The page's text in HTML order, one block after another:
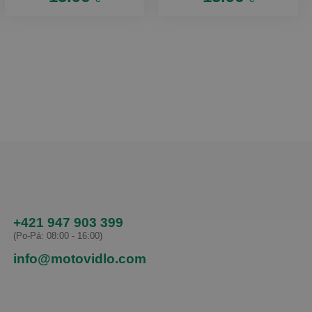
+421 947 903 399
(Po-Pá: 08:00 - 16:00)
info@motovidlo.com